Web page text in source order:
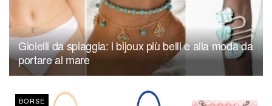
Gioielli da spiaggia: i bijoux più belli e alla moda da
portare al mare
BORSE